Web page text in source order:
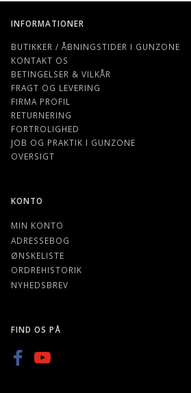
INFORMATIONER
BUTIKKER / ÅBNINGSTIDER I GUNZONE
KONTAKT OS
BETINGELSER & VILKÅR
FRAGT OG LEVERING
FIRMA PROFIL
RETURNERING
FORTROLIGHED
JOB OG PRAKTIK I GUNZONE
OVERSIGT
KONTO
MIN KONTO
ADRESSEBOG
ØNSKELISTE
ORDREHISTORIK
NYHEDSBREV
FIND OS PÅ